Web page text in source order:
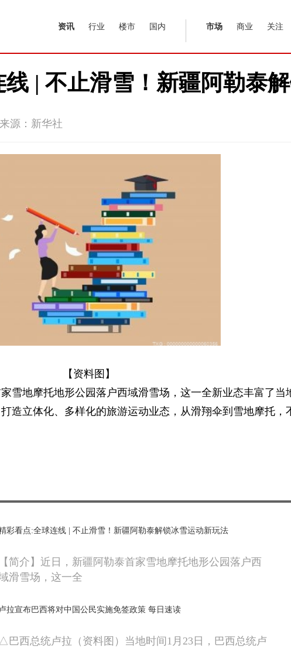
资讯 行业 楼市 国内 市场 商业 关注
| 不止滑雪！新疆阿勒泰
来源：新华社
【资料图】
雪地摩托地形公园落户西域滑雪场，这一全新业态丰富了当
造立体化、多样化的旅游运动业态，从滑翔伞到雪地摩托，
彩看点:全球连线 | 不止滑雪！新疆阿勒泰解锁冰雪运动新玩法
【简介】近日，新疆阿勒泰首家雪地摩托地形公园落户西
滑雪场，这一全
卢拉宣布巴西将对中国公民实施免签政策 每日速读
△巴西总统卢拉（资料图）当地时间1月23日，巴西总统卢